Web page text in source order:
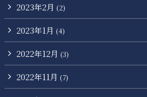
2023年2月 (2)
2023年1月 (4)
2022年12月 (3)
2022年11月 (7)